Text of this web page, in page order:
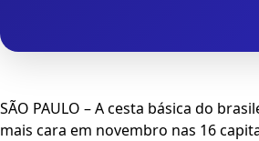
SÃO PAULO – A cesta básica do
mais cara em novembro nas 16